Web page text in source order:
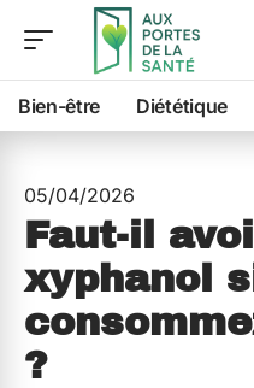
Bien-être Diététique
05/04/2026
Faut-il
xyphanol
?